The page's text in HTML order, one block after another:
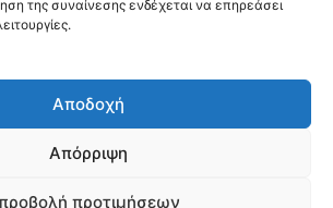
της συναίνεσης ενδέχεται να επηρεάσει
Αποδοχή
Απόρριψη
προτιμήσεων
246
Happy Traveller 2014-2025